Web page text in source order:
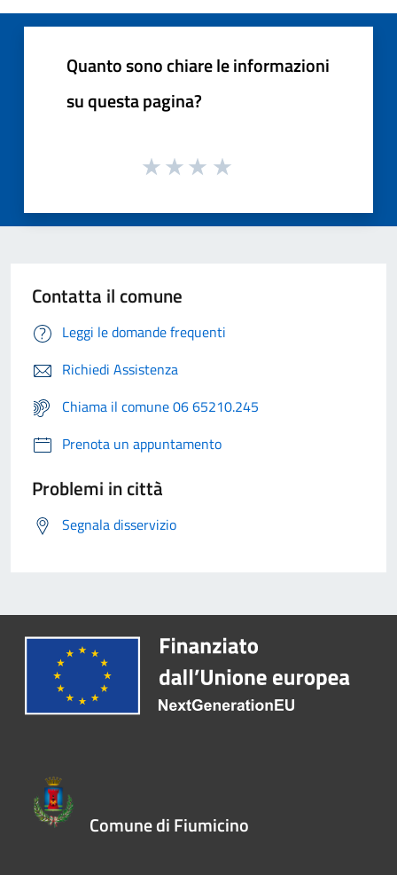
Quanto sono chiare le informazioni
su questa pagina?
Contatta il comune
Leggi le domande frequenti
Richiedi Assistenza
Chiama il comune 06 65210.245
Prenota un appuntamento
Problemi in città
Segnala disservizio
Comune di Fiumicino